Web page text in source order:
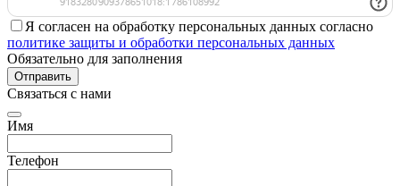
Я согласен на обработку персональных данных согласно
политике защиты и обработки персональных данных
Обязательно для заполнения
Отправить
Связаться с нами
Имя
Телефон